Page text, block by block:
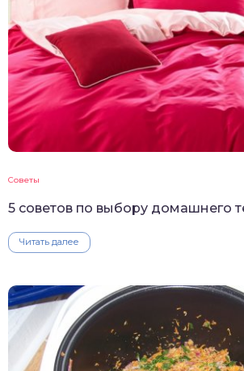
Советы
5 советов по выбору домашнего
Читать далее